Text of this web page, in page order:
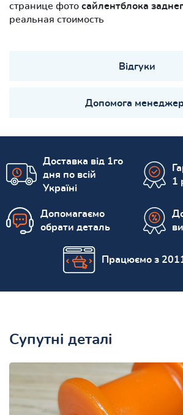
странице фото сайлентблокa
реальная стоимость
Відгуки
Допомога
Доставка від 1го
дня по всій
Україні
1
Допомагаємо
обрати деталь
Працюємо з
Супутні деталі